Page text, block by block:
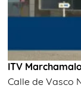
ITV
Calle de Vasco